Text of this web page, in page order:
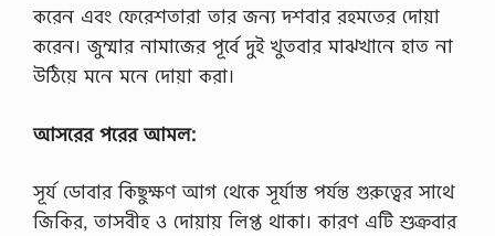
করেন এবং ফেরেশতারা তার জন্য দশবার রহমতের দোয়া
করেন। জুম্মার নামাজের পূর্বে দুই খুতবার মাঝখানে হাত না
উঠিয়ে মনে মনে দোয়া করা।
আসরেরপরেরআমল:
সূর্য ডোবার কিছুক্ষণ আগ থেকে সূর্যাস্ত পর্যন্ত গুরুত্বের সাথে
জিকির, তাসবীহ ও দোয়ায় লিপ্ত থাকা। কারণ এটি শুক্রবার